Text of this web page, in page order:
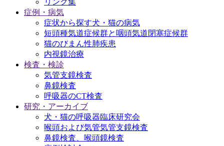
症例・病気
症状から探す犬・猫の病気
短頭種気道症候群と咽頭気道閉塞症候群
猫のびまん性肺疾患
内視鏡治療
検査・検診
気管支鏡検査
鼻鏡検査
呼吸器のCT検査
研究・アーカイブ
犬・猫の呼吸器臨床研究会
喉頭および気管気管支鏡検査
鼻鏡検査、喉頭鏡検査